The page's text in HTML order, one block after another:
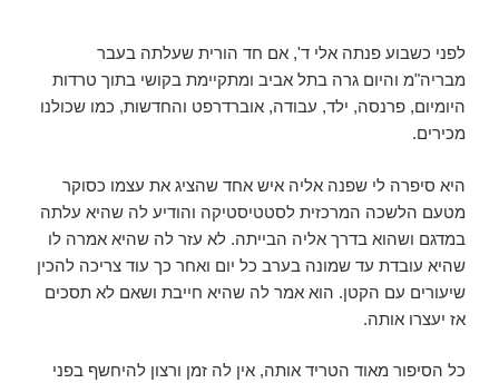
לפני כשבוע פנתה אלי ד', אם חד הורית שעלתה בעבר
מבריה"מ והיום גרה בתל אביב ומתקיימת בקושי בתוך טרדות
היומיום, פרנסה, ילד, עבודה, אוברדרפט והחדשות, כמו שכולנו
מכירים.
היא סיפרה לי שפנה אליה איש אחד שהציג את עצמו כסוקר
מטעם הלשכה המרכזית לסטטיסטיקה והודיע לה שהיא עלתה
במדגם ושהוא בדרך אליה הבייתה. לא עזר לה שהיא אמרה לו
שהיא עובדת עד שמונה בערב כל יום ואחר כך עוד צריכה להכין
שיעורים עם הקטן. הוא אמר לה שהיא חייבת ושאם לא תסכים
אז יעצרו אותה.
כל הסיפור מאוד הטריד אותה, אין לה זמן ורצון להיחשף בפני